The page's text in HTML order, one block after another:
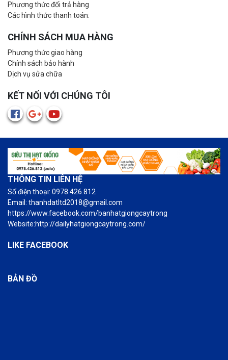
Phương thức đổi trả hàng
Các hình thức thanh toán:
CHÍNH SÁCH MUA HÀNG
Phương thức giao hàng
Chính sách bảo hành
Dịch vụ sửa chữa
KẾT NỐI VỚI CHÚNG TÔI
THÔNG TIN LIÊN HỆ
Số điện thoại: 0978.426.812
Email: thanhdatltd2018@gmail.com
https://www.facebook.com/banhatgiongcaytrong
Website:http://dailyhatgiongcaytrong.com/
LIKE FACEBOOK
BẢN ĐỒ